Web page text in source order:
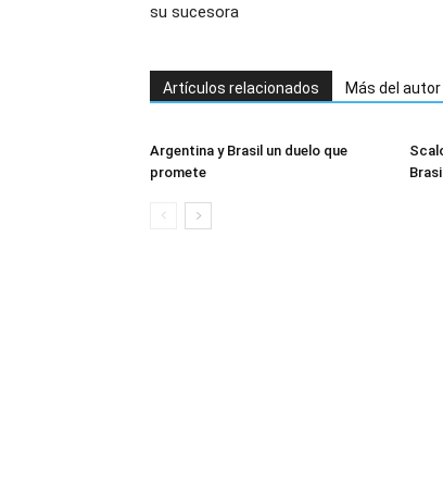
su sucesora
Artículos relacionados Más del autor
Argentina y Brasil un duelo que
promete